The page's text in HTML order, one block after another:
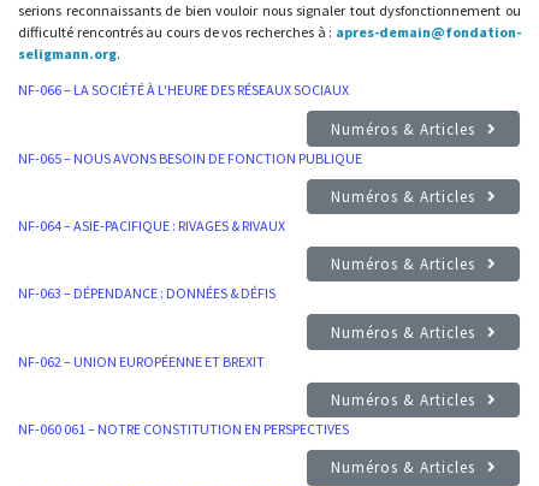
serions reconnaissants de bien vouloir nous signaler tout dysfonctionnement ou
difficulté rencontrés au cours de vos recherches à : apres-demain@fondation-
seligmann.org.
NF-066 – LA SOCIÉTÉ À L'HEURE DES RÉSEAUX SOCIAUX
Numéros & Articles
NF-065 – NOUS AVONS BESOIN DE FONCTION PUBLIQUE
Numéros & Articles
NF-064 – ASIE-PACIFIQUE : RIVAGES & RIVAUX
Numéros & Articles
NF-063 – DÉPENDANCE : DONNÉES & DÉFIS
Numéros & Articles
NF-062 – UNION EUROPÉENNE ET BREXIT
Numéros & Articles
NF-060 061 – NOTRE CONSTITUTION EN PERSPECTIVES
Numéros & Articles